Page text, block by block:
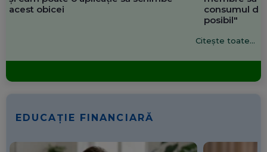
acest obicei
consumul de
posibil"
Citește toate...
EDUCAȚIE FINANCIARĂ